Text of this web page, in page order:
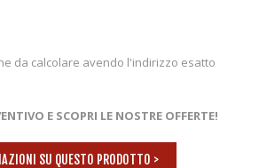
da calcolare avendo l'indirizzo esatto
E SCOPRI LE NOSTRE OFFERTE!
SU QUESTO PRODOTTO >